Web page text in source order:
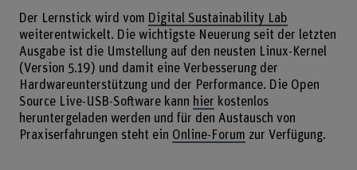
Der Lernstick wird vom Digital Sustainability Lab
weiterentwickelt. Die wichtigste Neuerung seit der letzten
Ausgabe ist die Umstellung auf den neusten Linux-Kernel
(Version 5.19) und damit eine Verbesserung der
Hardwareunterstützung und der Performance. Die Open
Source Live-USB-Software kann hier kostenlos
heruntergeladen werden und für den Austausch von
Praxiserfahrungen steht ein Online-Forum zur Verfügung.